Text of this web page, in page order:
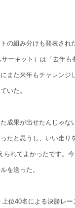
の組み分けも発表され
ーキット）は「去年
また来年もチャレンジ
いた。
成果が出せたんじゃな
たと思うし、いい走り
れてよかったです。
を送った。
位40名による決勝レ